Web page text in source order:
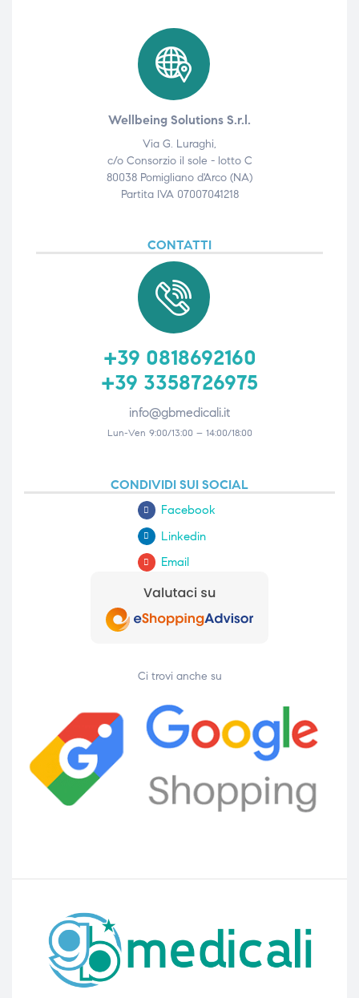
Wellbeing Solutions S.r.l.
Via G. Luraghi,
c/o Consorzio il sole - lotto C
80038 Pomigliano d'Arco (NA)
Partita IVA 07007041218
CONTATTI
+39 0818692160
+39 3358726975
info@gbmedicali.it
Lun-Ven 9:00/13:00 – 14:00/18:00
CONDIVIDI SUI SOCIAL
Facebook
Linkedin
Email
Ci trovi anche su